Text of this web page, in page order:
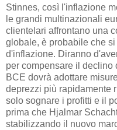
Stinnes, così l'inflazione
le grandi multinazionali
clientelari affrontano una
globale, è probabile che
d'inflazione. Diranno
per compensare il
BCE dovrà adottare
deprezzi più rapidamente
solo sognare i profitti e il
prima che Hjalmar
stabilizzando il nuovo